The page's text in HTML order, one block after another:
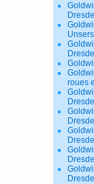
roues